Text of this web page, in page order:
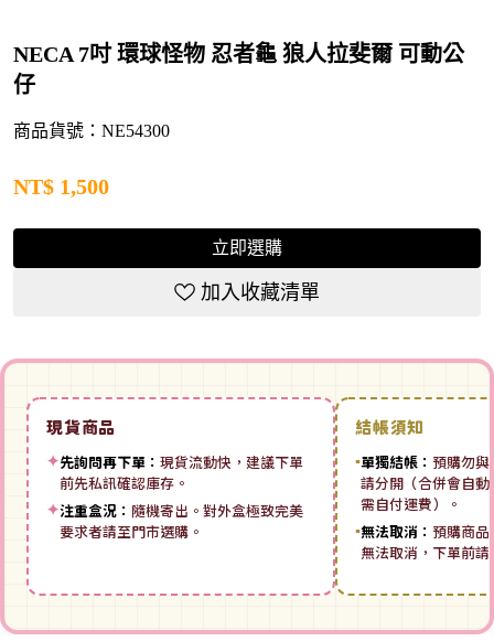
NECA 7吋 環球怪物 忍者龜 狼人拉斐爾 可動公
仔
商品貨號：NE54300
NT$ 1,500
立即選購
加入收藏清單
現貨商品
✦先詢問再下單： 現貨流動快，建議下單
前先私訊確認庫存。
✦注重盒況： 隨機寄出。對外盒極致完美
要求者請至門市選購。
結帳須知
▪單獨結帳： 預購勿與
請分開（合併會自
需自付運費）。
▪無法取消： 預購商品
無法取消，下單前